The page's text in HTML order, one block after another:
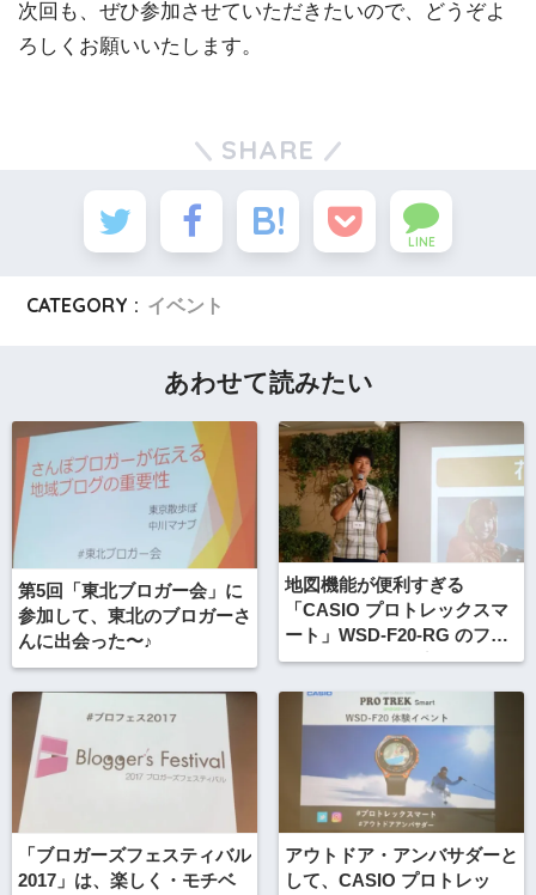
次回も、ぜひ参加させていただきたいので、どうぞよ
ろしくお願いいたします。
SHARE
LINE
CATEGORY : イベント
あわせて読みたい
第5回「東北ブロガー会」に
参加して、東北のブロガーさ
んに出会った〜♪
地図機能が便利すぎる
「CASIO プロトレックスマ
ート」WSD-F20-RG のファ
ン・ミーティング！
「ブロガーズフェスティバル
2017」は、楽しく・モチベ
アウトドア・アンバサダーと
して、CASIO プロトレッ